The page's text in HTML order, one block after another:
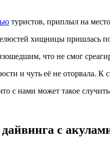
туристов, приплыл на
хищницы пришлась
что не смог
и чуть её не оторвала. К
с нами может такое
с